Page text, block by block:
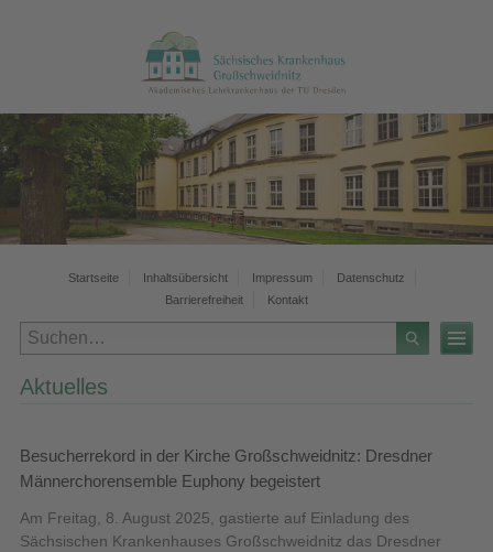
Startseite Inhaltsübersicht Impressum
Datenschutz
Barrierefreiheit
Kontakt
Aktuelles
Besucherrekord in der Kirche Großschweidnitz: Dresdner
Männerchorensemble Euphony begeistert
Am Freitag, 8. August 2025, gastierte auf Einladung des
Sächsischen Krankenhauses Großschweidnitz das Dresdner